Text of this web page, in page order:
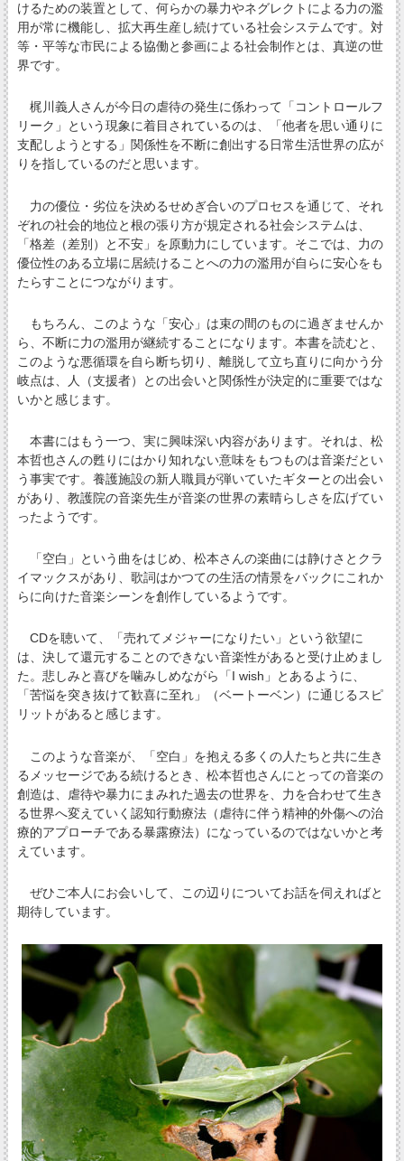
けるための装置として、何らかの暴力やネグレクトによる力の濫
用が常に機能し、拡大再生産し続けている社会システムです。対
等・平等な市民による協働と参画による社会制作とは、真逆の世
界です。
梶川義人さんが今日の虐待の発生に係わって「コントロールフ
リーク」という現象に着目されているのは、「他者を思い通りに
支配しようとする」関係性を不断に創出する日常生活世界の広が
りを指しているのだと思います。
力の優位・劣位を決めるせめぎ合いのプロセスを通じて、それ
ぞれの社会的地位と根の張り方が規定される社会システムは、
「格差（差別）と不安」を原動力にしています。そこでは、力の
優位性のある立場に居続けることへの力の濫用が自らに安心をも
たらすことにつながります。
もちろん、このような「安心」は束の間のものに過ぎませんか
ら、不断に力の濫用が継続することになります。本書を読むと、
このような悪循環を自ら断ち切り、離脱して立ち直りに向かう分
岐点は、人（支援者）との出会いと関係性が決定的に重要ではな
いかと感じます。
本書にはもう一つ、実に興味深い内容があります。それは、松
本哲也さんの甦りにはかり知れない意味をもつものは音楽だとい
う事実です。養護施設の新人職員が弾いていたギターとの出会い
があり、教護院の音楽先生が音楽の世界の素晴らしさを広げてい
ったようです。
「空白」という曲をはじめ、松本さんの楽曲には静けさとクラ
イマックスがあり、歌詞はかつての生活の情景をバックにこれか
らに向けた音楽シーンを創作しているようです。
CDを聴いて、「売れてメジャーになりたい」という欲望に
は、決して還元することのできない音楽性があると受け止めまし
た。悲しみと喜びを噛みしめながら「I wish」とあるように、
「苦悩を突き抜けて歓喜に至れ」（ベートーベン）に通じるスピ
リットがあると感じます。
このような音楽が、「空白」を抱える多くの人たちと共に生き
るメッセージである続けるとき、松本哲也さんにとっての音楽の
創造は、虐待や暴力にまみれた過去の世界を、力を合わせて生き
る世界へ変えていく認知行動療法（虐待に伴う精神的外傷への治
療的アプローチである暴露療法）になっているのではないかと考
えています。
ぜひご本人にお会いして、この辺りについてお話を伺えればと
期待しています。